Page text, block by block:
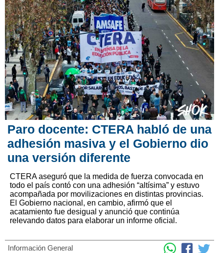
Paro docente: CTERA habló de una
adhesión masiva y el Gobierno dio
una versión diferente
CTERA aseguró que la medida de fuerza convocada en
todo el país contó con una adhesión “altísima” y estuvo
acompañada por movilizaciones en distintas provincias.
El Gobierno nacional, en cambio, afirmó que el
acatamiento fue desigual y anunció que continúa
relevando datos para elaborar un informe oficial.
Información General